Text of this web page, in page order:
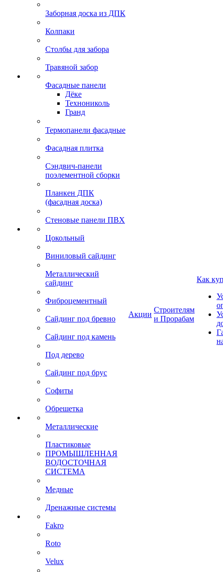
Заборная доска из ДПК
Колпаки
Столбы для забора
Травяной забор
Фасадные панели
Дёке
Технониколь
Гранд
Термопанели фасадные
Фасадная плитка
Сэндвич-панели
поэлементной сборки
Планкен ДПК
(фасадная доска)
Стеновые панели ПВХ
Цокольный
Виниловый сайдинг
Металлический
сайдинг
Фиброцементный
Сайдинг под бревно
Сайдинг под камень
Под дерево
Сайдинг под брус
Софиты
Обрешетка
Металлические
Пластиковые
ПРОМЫШЛЕННАЯ
ВОДОСТОЧНАЯ
СИСТЕМА
Медные
Дренажные системы
Fakro
Roto
Velux
Акции
Строителям
и Прорабам
Как